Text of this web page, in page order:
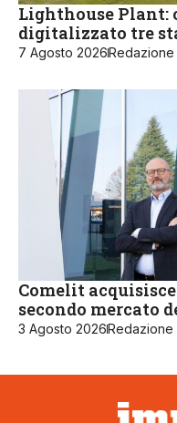
Lighthouse Plant:
digitalizzato tre
7 Agosto 2026Redazione
Comelit
secondo mercato
3 Agosto 2026Redazione